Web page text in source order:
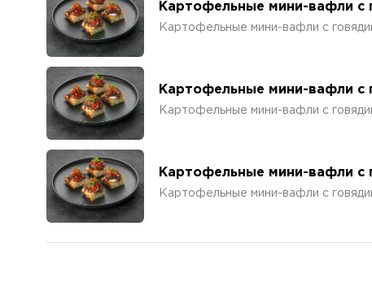
Картофельные мини-вафли с
Картофельные мини-вафли с
Картофельные мини-вафли с
Картофельные мини-вафли с
Картофельные мини-вафли с
Картофельные мини-вафли с